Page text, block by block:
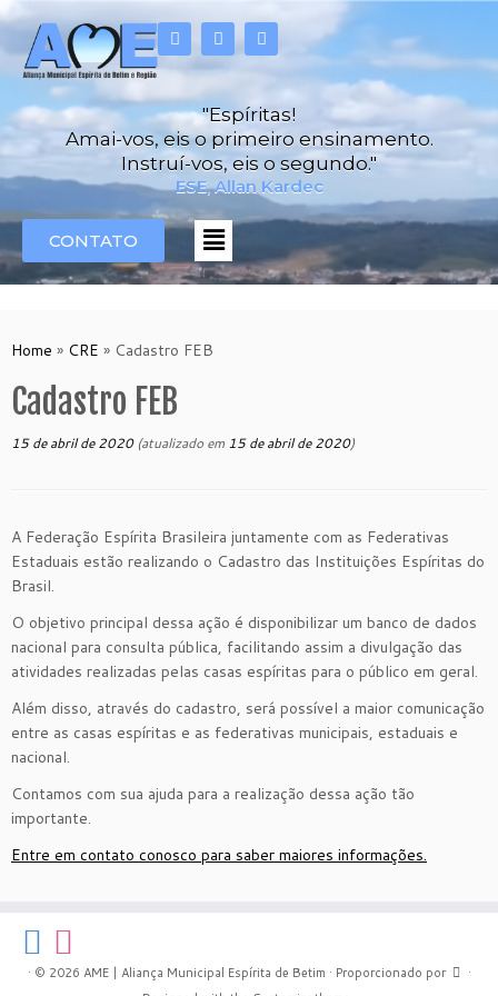
"Espíritas!
Amai-vos, eis o primeiro ensinamento.
Instruí-vos, eis o segundo."
ESE, Allan Kardec
CONTATO
Home » CRE » Cadastro FEB
Cadastro FEB
15 de abril de 2020(atualizado em 15 de abril de 2020)
A Federação Espírita Brasileira juntamente com as Federativas
Estaduais estão realizando o Cadastro das Instituições Espíritas do
Brasil.
O objetivo principal dessa ação é disponibilizar um banco de dados
nacional para consulta pública, facilitando assim a divulgação das
atividades realizadas pelas casas espíritas para o público em geral.
Além disso, através do cadastro, será possível a maior comunicação
entre as casas espíritas e as federativas municipais, estaduais e
nacional.
Contamos com sua ajuda para a realização dessa ação tão
importante.
Entre em contato conosco para saber maiores informações.
· © 2026 AME | Aliança Municipal Espírita de Betim · Proporcionado por
·